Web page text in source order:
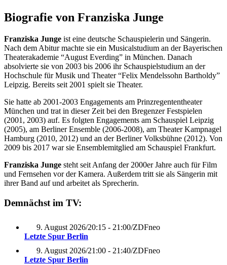
Biografie von Franziska Junge
Franziska Junge ist eine deutsche Schauspielerin und Sängerin.
Nach dem Abitur machte sie ein Musicalstudium an der Bayerischen
Theaterakademie “August Everding” in München. Danach
absolvierte sie von 2003 bis 2006 ihr Schauspielstudium an der
Hochschule für Musik und Theater “Felix Mendelssohn Bartholdy”
Leipzig. Bereits seit 2001 spielt sie Theater.
Sie hatte ab 2001-2003 Engagements am Prinzregententheater
München und trat in dieser Zeit bei den Bregenzer Festspielen
(2001, 2003) auf. Es folgten Engagements am Schauspiel Leipzig
(2005), am Berliner Ensemble (2006-2008), am Theater Kampnagel
Hamburg (2010, 2012) und an der Berliner Volksbühne (2012). Von
2009 bis 2017 war sie Ensemblemitglied am Schauspiel Frankfurt.
Franziska Junge steht seit Anfang der 2000er Jahre auch für Film
und Fernsehen vor der Kamera. Außerdem tritt sie als Sängerin mit
ihrer Band auf und arbeitet als Sprecherin.
Demnächst im TV:
9. August 2026/20:15 - 21:00/ZDFneo
Letzte Spur Berlin
9. August 2026/21:00 - 21:40/ZDFneo
Letzte Spur Berlin